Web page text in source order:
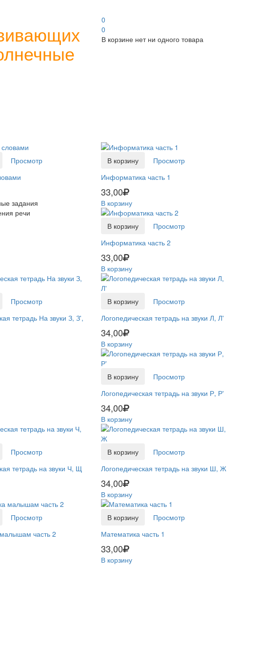
0
0
В корзине нет ни одного товара
Просмотр
задания
речи
В корзину
Просмотр
Информатика часть 1
33,00
В корзину
В корзину
Просмотр
Информатика часть 2
33,00
В корзину
Просмотр
тетрадь На звуки З, З',
В корзину
Просмотр
Логопедическая тетрадь на звуки Л, Л'
34,00
В корзину
В корзину
Просмотр
Логопедическая тетрадь на звуки Р, Р'
34,00
В корзину
Просмотр
тетрадь на звуки Ч, Щ
В корзину
Просмотр
Логопедическая тетрадь на звуки Ш, Ж
34,00
В корзину
Просмотр
часть 2
В корзину
Просмотр
Математика часть 1
33,00
В корзину